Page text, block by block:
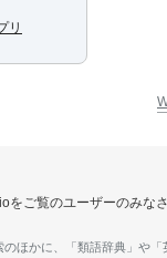
リ
をご覧のユーザーのみな
のほかに、「類語辞典」や